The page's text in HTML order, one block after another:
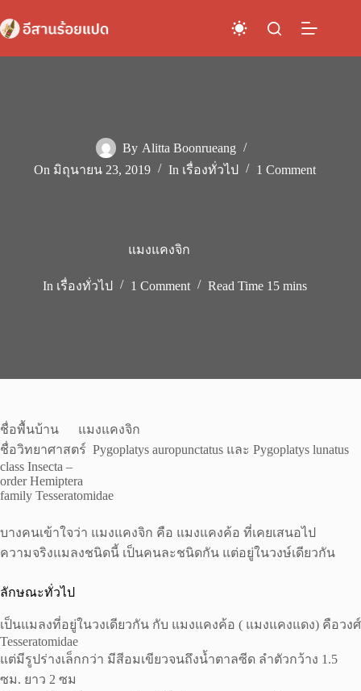
to
content
By Alitta Boonrueang
On มิถุนายน 23, 2019 In เรื่องทั่วไป 1 Comment
แมงแคงจิก
In เรื่องทั่วไป 1 Comment Read Time 15 mins
ชื่อพื้นบ้าน แมงแคงจิก
ชื่อวิทยาศาสตร์ Pygoplatys auropunctatus และ Pygoplatys lunatus
class Insecta –
order Hemiptera
family Tesseratomidae
บางคนเข้าใจว่า แมงแคงจิก คือ แมงแคงค้อ ที่เคยเสนอไป
ความจริงแมลงชนิดนี้ เป็นคนละชนิดกัน แต่อยู่ในวงษ์เดียวกัน
ลักษณะทั่วไป
เป็นแมลงที่อยู่ในวงเดียวกัน กับ แมงแคงค้อ ( แมงแคงแดง) คือวงศ์
Tesseratomidae
แต่มีรูปร่างเล็กกว่า มีสีอมเขียวจนถึงน้ำตาลซีด ลำตัวกว้าง 1.5
ซม. ยาว 2 ซม